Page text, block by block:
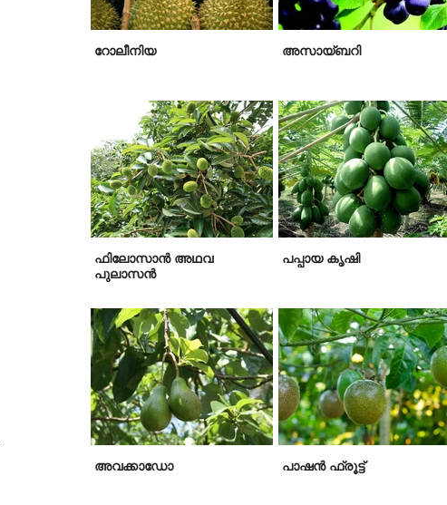
റോലീനിയ അസായ്ബറി
ഫിലോസാൻ അഥവ
പുലാസൻ
പപ്പായ കൃഷി
അവക്കാഡോ പാഷന്‍ ഫ്രൂട്ട്